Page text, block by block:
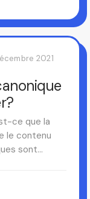
2021
ce que la
le contenu
sont